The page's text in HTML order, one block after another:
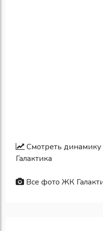
Смотреть динамику
Галактика
Все фото ЖК